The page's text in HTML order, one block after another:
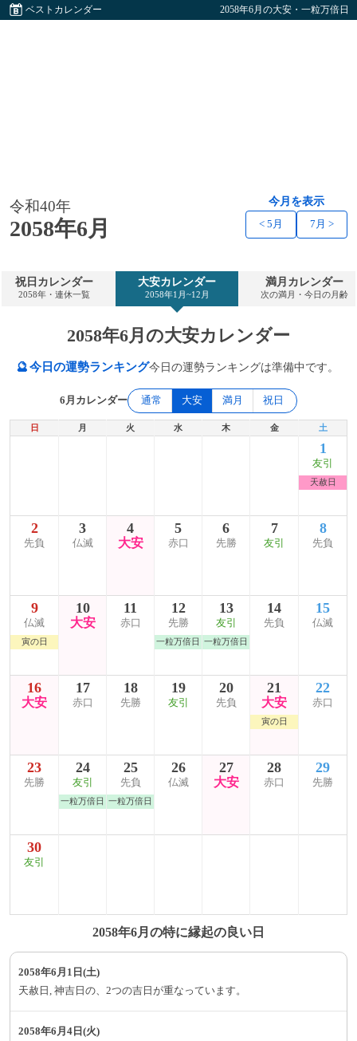
ベストカレンダー 2058年6月の大安・一粒万倍日
令和40年
2058年6月
今月を表示
< 5月 7月 >
祝日カレンダー
2058年・連休一覧
大安カレンダー
2058年1月~12月
満月カレンダー
次の満月・今日の月齢
2058年6月の大安カレンダー
🔮今日の運勢ランキング今日の運勢ランキングは準備中です。
6月カレンダー 通常 大安 満月 祝日
日 月 火 水 木 金 土
1
友引
天赦日
2
先負
3
仏滅
4
大安
5
赤口
6
先勝
7
友引
8
先負
9
仏滅
寅の日
10
大安
11
赤口
12
先勝
一粒万倍日
13
友引
一粒万倍日
14
先負
15
仏滅
16
大安
17
赤口
18
先勝
19
友引
20
先負
21
大安
寅の日
22
赤口
23
先勝
24
友引
一粒万倍日
25
先負
一粒万倍日
26
仏滅
27
大安
28
赤口
29
先勝
30
友引
2058年6月の特に縁起の良い日
2058年6月1日(土)
天赦日, 神吉日の、2つの吉日が重なっています。
2058年6月4日(火)